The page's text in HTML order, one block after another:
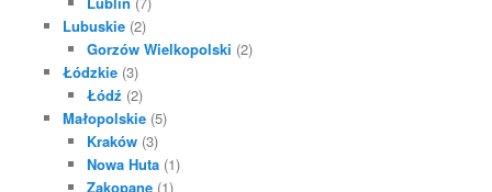
Lubuskie(2)
Gorzów Wielkopolski (2)
Łódzkie(3)
Łódź (2)
Małopolskie(5)
Kraków (3)
Nowa Huta (1)
Zakopane (1)